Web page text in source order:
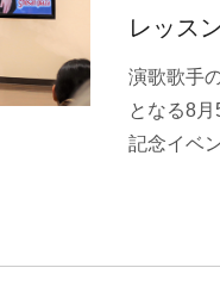
レッス
演歌歌手
となる8
記念イベ